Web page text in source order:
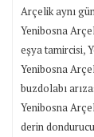
Arçelik aynı
Yenibosna
eşya tamircisi,
Yenibosna
buzdolabı
Yenibosna
derin